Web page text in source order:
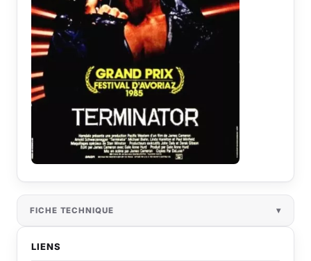
FICHE TECHNIQUE
LIENS